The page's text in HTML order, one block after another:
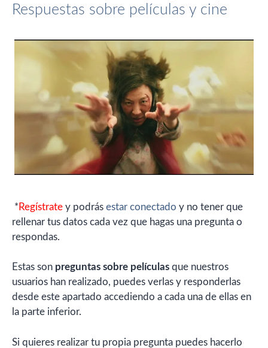
Respuestas sobre películas y cine
* Regístrate y podrás estar conectado y no tener que
rellenar tus datos cada vez que hagas una pregunta o
respondas.
Estas son preguntas sobre películas que nuestros
usuarios han realizado, puedes verlas y responderlas
desde este apartado accediendo a cada una de ellas en
la parte inferior.
Si quieres realizar tu propia pregunta puedes hacerlo